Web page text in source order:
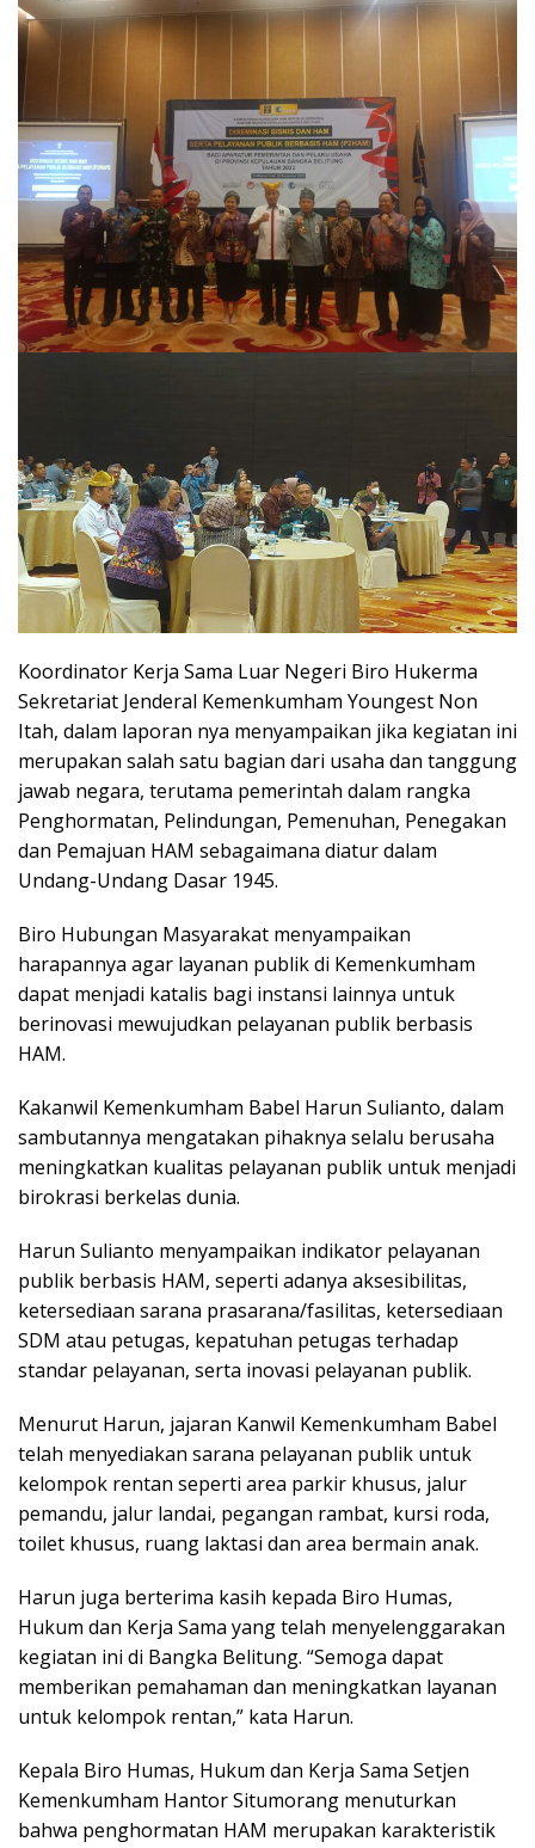
Koordinator Kerja Sama Luar Negeri Biro Hukerma
Sekretariat Jenderal Kemenkumham Youngest Non
Itah, dalam laporan nya menyampaikan jika kegiatan ini
merupakan salah satu bagian dari usaha dan tanggung
jawab negara, terutama pemerintah dalam rangka
Penghormatan, Pelindungan, Pemenuhan, Penegakan
dan Pemajuan HAM sebagaimana diatur dalam
Undang-Undang Dasar 1945.
Biro Hubungan Masyarakat menyampaikan
harapannya agar layanan publik di Kemenkumham
dapat menjadi katalis bagi instansi lainnya untuk
berinovasi mewujudkan pelayanan publik berbasis
HAM.
Kakanwil Kemenkumham Babel Harun Sulianto, dalam
sambutannya mengatakan pihaknya selalu berusaha
meningkatkan kualitas pelayanan publik untuk menjadi
birokrasi berkelas dunia.
Harun Sulianto menyampaikan indikator pelayanan
publik berbasis HAM, seperti adanya aksesibilitas,
ketersediaan sarana prasarana/fasilitas, ketersediaan
SDM atau petugas, kepatuhan petugas terhadap
standar pelayanan, serta inovasi pelayanan publik.
Menurut Harun, jajaran Kanwil Kemenkumham Babel
telah menyediakan sarana pelayanan publik untuk
kelompok rentan seperti area parkir khusus, jalur
pemandu, jalur landai, pegangan rambat, kursi roda,
toilet khusus, ruang laktasi dan area bermain anak.
Harun juga berterima kasih kepada Biro Humas,
Hukum dan Kerja Sama yang telah menyelenggarakan
kegiatan ini di Bangka Belitung. “Semoga dapat
memberikan pemahaman dan meningkatkan layanan
untuk kelompok rentan,” kata Harun.
Kepala Biro Humas, Hukum dan Kerja Sama Setjen
Kemenkumham Hantor Situmorang menuturkan
bahwa penghormatan HAM merupakan karakteristik